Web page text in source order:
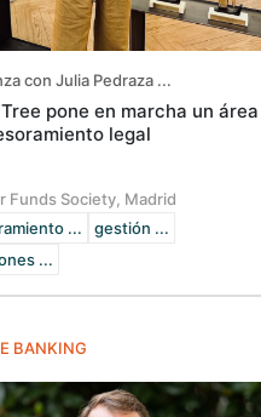
con Julia Pedraza ...
pone en marcha un área
legal
Funds Society, Madrid
...
gestión ...
...
BANKING